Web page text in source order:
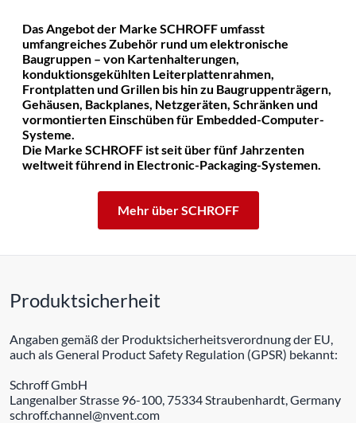
Das Angebot der Marke SCHROFF umfasst
umfangreiches Zubehör rund um elektronische
Baugruppen – von Kartenhalterungen,
konduktionsgekühlten Leiterplattenrahmen,
Frontplatten und Grillen bis hin zu Baugruppenträgern,
Gehäusen, Backplanes, Netzgeräten, Schränken und
vormontierten Einschüben für Embedded-Computer-
Systeme.
Die Marke SCHROFF ist seit über fünf Jahrzenten
weltweit führend in Electronic-Packaging-Systemen.
Mehr über SCHROFF
Produktsicherheit
Angaben gemäß der Produktsicherheitsverordnung der EU,
auch als General Product Safety Regulation (GPSR) bekannt:
Schroff GmbH
Langenalber Strasse 96-100, 75334 Straubenhardt, Germany
schroff.channel@nvent.com